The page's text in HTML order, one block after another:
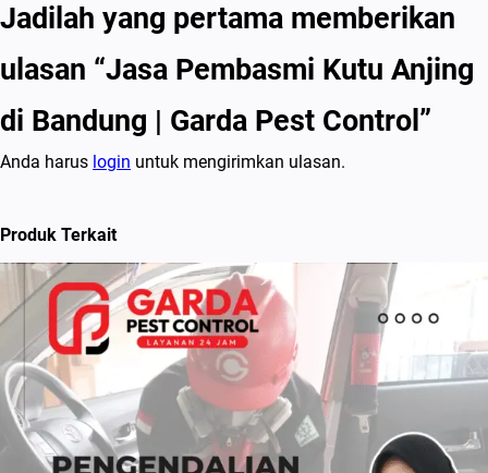
Jadilah yang pertama memberikan
ulasan “Jasa Pembasmi Kutu Anjing
di Bandung | Garda Pest Control”
Anda harus login untuk mengirimkan ulasan.
Produk Terkait